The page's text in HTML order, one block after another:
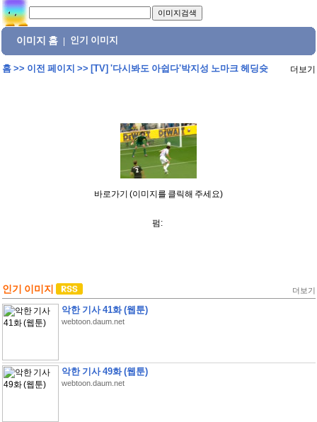
이미지 홈 인기 이미지
홈>> 이전 페이지 >> [TV] '다시봐도 아쉽다'박지성 노마크 헤딩슛 더보기
바로가기 (이미지를 클릭해 주세요)
펌:
인기 이미지 더보기
악한 기사 41화 (웹툰)
webtoon.daum.net
악한 기사 49화 (웹툰)
webtoon.daum.net